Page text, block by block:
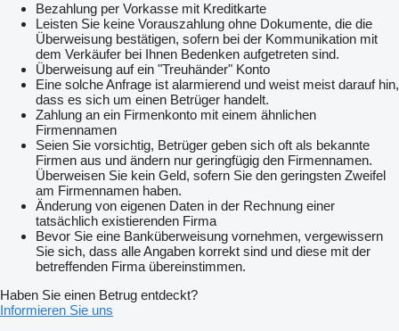
Bezahlung per Vorkasse mit Kreditkarte
Leisten Sie keine Vorauszahlung ohne Dokumente, die die
Überweisung bestätigen, sofern bei der Kommunikation mit
dem Verkäufer bei Ihnen Bedenken aufgetreten sind.
Überweisung auf ein "Treuhänder" Konto
Eine solche Anfrage ist alarmierend und weist meist darauf hin,
dass es sich um einen Betrüger handelt.
Zahlung an ein Firmenkonto mit einem ähnlichen
Firmennamen
Seien Sie vorsichtig, Betrüger geben sich oft als bekannte
Firmen aus und ändern nur geringfügig den Firmennamen.
Überweisen Sie kein Geld, sofern Sie den geringsten Zweifel
am Firmennamen haben.
Änderung von eigenen Daten in der Rechnung einer
tatsächlich existierenden Firma
Bevor Sie eine Banküberweisung vornehmen, vergewissern
Sie sich, dass alle Angaben korrekt sind und diese mit der
betreffenden Firma übereinstimmen.
Haben Sie einen Betrug entdeckt?
Informieren Sie uns